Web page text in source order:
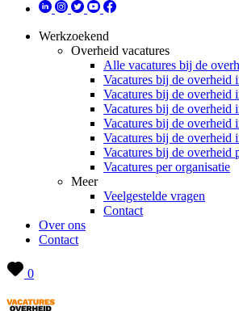
Werkzoekend
Overheid vacatures
Alle vacatures bij de
Vacatures bij de overheid
Vacatures bij de overheid
Vacatures bij de overheid
Vacatures bij de overheid
Vacatures bij de overheid
Vacatures bij de overheid
Vacatures per organisatie
Meer
Veelgestelde vragen
Contact
Over ons
Contact
0